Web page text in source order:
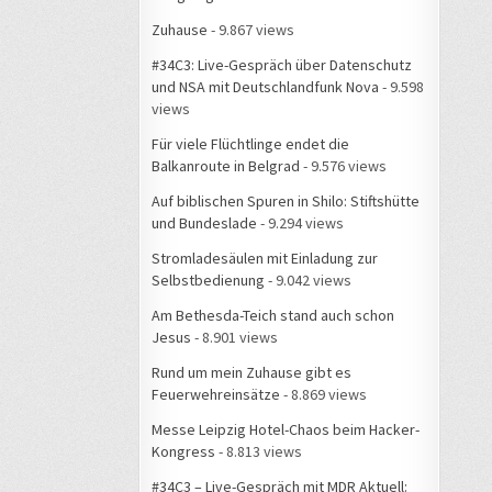
Zuhause - 9.867 views
#34C3: Live-Gespräch über Datenschutz
und NSA mit Deutschlandfunk Nova - 9.598
views
Für viele Flüchtlinge endet die
Balkanroute in Belgrad - 9.576 views
Auf biblischen Spuren in Shilo: Stiftshütte
und Bundeslade - 9.294 views
Stromladesäulen mit Einladung zur
Selbstbedienung - 9.042 views
Am Bethesda-Teich stand auch schon
Jesus - 8.901 views
Rund um mein Zuhause gibt es
Feuerwehreinsätze - 8.869 views
Messe Leipzig Hotel-Chaos beim Hacker-
Kongress - 8.813 views
#34C3 – Live-Gespräch mit MDR Aktuell: